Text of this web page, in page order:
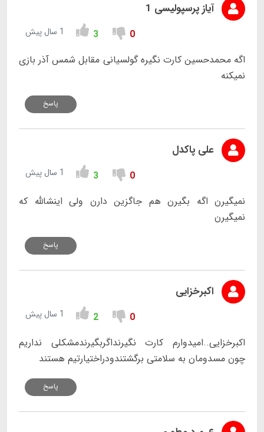
آیاز پرسپولیسی 1
0
3 1 سال پیش
اگه محمدحسین کارت نگیره گولسیانی مقابل شمس آذر بازی
نمیکنه
پاسخ
علی پاکدل
0
3 1 سال پیش
نمیگیرن اگه بگیرن هم جاگزین دارن ولی اینشالله که
نمیگیرن
پاسخ
اکبرخزایی
0
2 1 سال پیش
اکبرخزایی..امیدوارم کارت نگیرنداگربگیرندمشکلی نداریم
چون مسدومان به سلامتی برگشتندودراختیارتیم هستند
پاسخ